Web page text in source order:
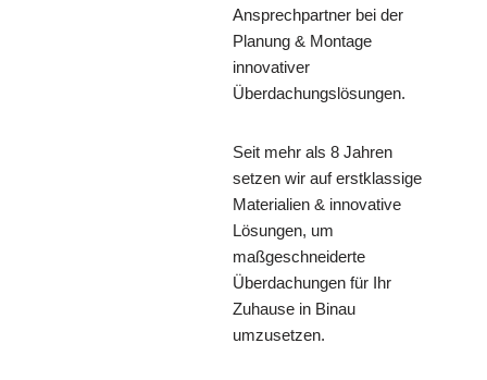
Ansprechpartner bei der
Planung & Montage
innovativer
Überdachungslösungen.
Seit mehr als 8 Jahren
setzen wir auf erstklassige
Materialien & innovative
Lösungen, um
maßgeschneiderte
Überdachungen für Ihr
Zuhause in Binau
umzusetzen.